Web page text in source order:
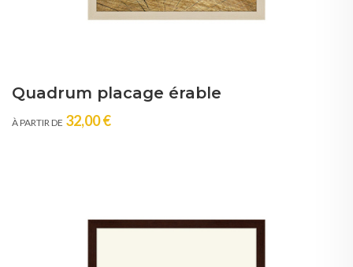
Quadrum placage érable
À PARTIR DE 32,00 €